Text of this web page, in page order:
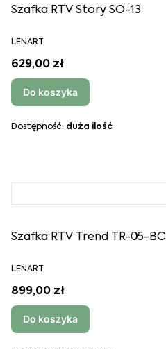
Szafka RTV Story SO-13
LENART
629,00 zł
Do koszyka
Dostępność: duża ilość
Szafka RTV Trend TR-05-BC
LENART
899,00 zł
Do koszyka